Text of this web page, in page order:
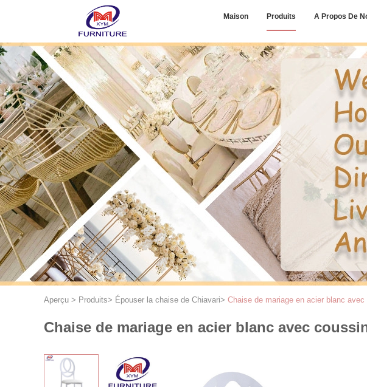
Maison Produits A Propos De
Aperçu > Produits> Épouser la chaise de Chiavari> Chaise de mariage en acier blanc
Chaise de mariage en acier blanc avec